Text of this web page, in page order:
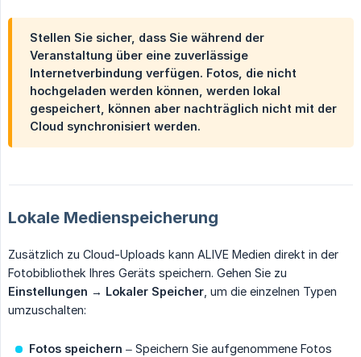
Stellen Sie sicher, dass Sie während der
Veranstaltung über eine zuverlässige
Internetverbindung verfügen. Fotos, die nicht
hochgeladen werden können, werden lokal
gespeichert, können aber nachträglich nicht mit der
Cloud synchronisiert werden.
Lokale Medienspeicherung
Zusätzlich zu Cloud-Uploads kann ALIVE Medien direkt in der
Fotobibliothek Ihres Geräts speichern. Gehen Sie zu
Einstellungen → Lokaler Speicher , um die einzelnen Typen
umzuschalten:
Fotos speichern – Speichern Sie aufgenommene Fotos